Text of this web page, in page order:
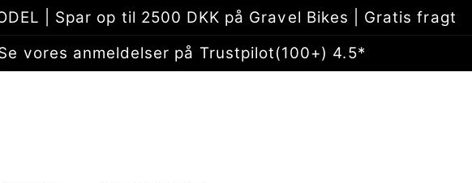
| Spar op til 2500 DKK på Gravel Bikes | Gratis fragt
vores anmeldelser på Trustpilot(100+) 4.5*